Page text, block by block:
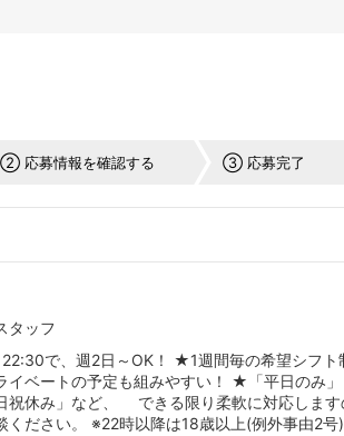
② 応募情報を確認する ③ 応募完了
タッフ
で、週2日～OK！ ★1週間毎の希望シフト
イベートの予定も組みやすい！ ★「平日のみ」
祝休み」など、 できる限り柔軟に対応します
ください。 ※22時以降は18歳以上(例外事由2号)